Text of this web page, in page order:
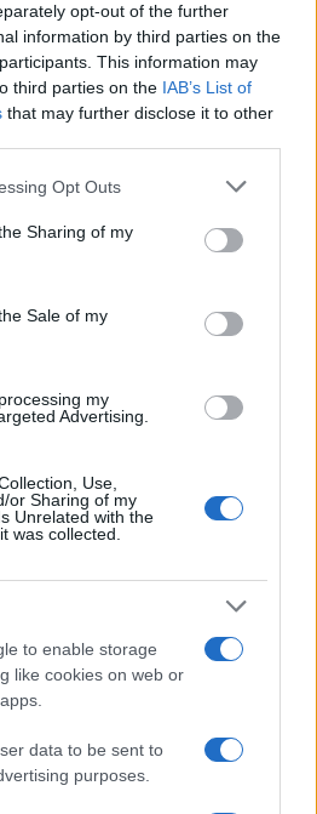
opt-out of the further
information by third parties on the
This information may
third parties on the IAB’s List of
that may further disclose it to other
app uses one or more Google
usage behaviour. You may click to
and its third-party tags to
purposes in below Google
Opt Outs
Sharing of my
Sale of my
my
Advertising.
Use,
or Sharing of my
Unrelated with the
was collected.
to enable storage
like cookies on web or
data to be sent to
purposes.
la inspección técnica
y veteranos
la ITV en…
internacional
te ofrece la posibilidad…